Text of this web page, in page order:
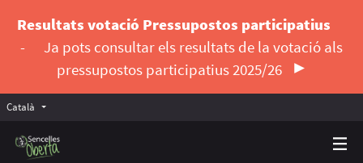
Resultats votació Pressupostos participatius
-
Ja pots consultar els resultats de la votació als
pressupostos participatius 2025/26
Català Triar la llengua